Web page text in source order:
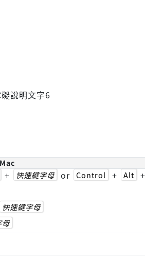
說明文字6
Mac
+ 快速鍵字母 or Control + Alt +
快速鍵字母
母